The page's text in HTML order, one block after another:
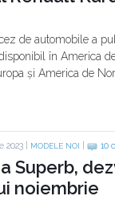
de automobile a
în America
și America de
| MODELE NOI 10
Superb,
noiembrie